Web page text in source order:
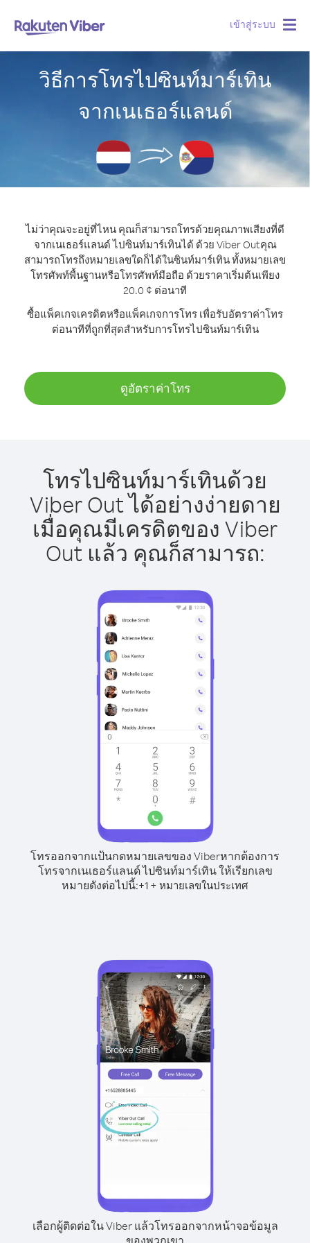
เข้าสู่ระบบ
วิธีการโทรไปซินท์มาร์เทิน
จากเนเธอร์แลนด์
ไม่ว่าคุณจะอยู่ที่ไหน คุณก็สามารถโทรด้วยคุณภาพเสียงที่ดี
จากเนเธอร์แลนด์ ไปซินท์มาร์เทินได้ ด้วย Viber Outคุณ
สามารถโทรถึงหมายเลขใดก็ได้ในซินท์มาร์เทิน ทั้งหมายเลข
โทรศัพท์พื้นฐานหรือโทรศัพท์มือถือ ด้วยราคาเริ่มต้นเพียง
20.0 ¢ ต่อนาที
ซื้อแพ็คเกจเครดิตหรือแพ็คเกจการโทร เพื่อรับอัตราค่าโทร
ต่อนาทีที่ถูกที่สุดสำหรับการโทรไปซินท์มาร์เทิน
ดูอัตราค่าโทร
โทรไปซินท์มาร์เทินด้วย
Viber Out ได้อย่างง่ายดาย
เมื่อคุณมีเครดิตของ Viber
Out แล้ว คุณก็สามารถ:
โทรออกจากแป้นกดหมายเลขของ Viberหากต้องการ
โทรจากเนเธอร์แลนด์ ไปซินท์มาร์เทิน ให้เรียกเลข
หมายดังต่อไปนี้:+1 + หมายเลขในประเทศ
เลือกผู้ติดต่อใน Viber แล้วโทรออกจากหน้าจอข้อมูล
ของพวกเขา